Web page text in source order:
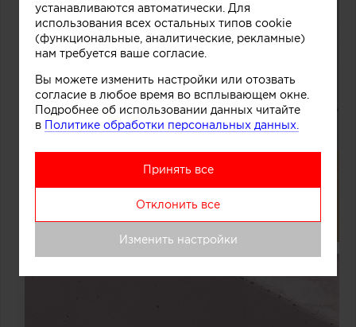
устанавливаются автоматически. Для
использования всех остальных типов cookie
(функциональные, аналитические, рекламные)
нам требуется ваше согласие.
Вы можете изменить настройки или отозвать
согласие в любое время во всплывающем окне.
Подробнее об использовании данных читайте
в Политике обработки персональных данных.
Принять все
Отклонить все
Изменить настройки